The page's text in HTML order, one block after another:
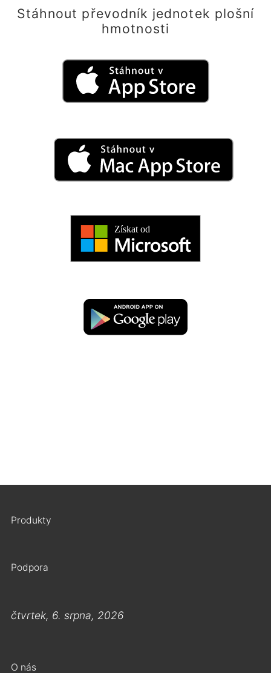
Stáhnout převodník jednotek plošní
hmotnosti
Produkty
Podpora
čtvrtek, 6. srpna, 2026
O nás